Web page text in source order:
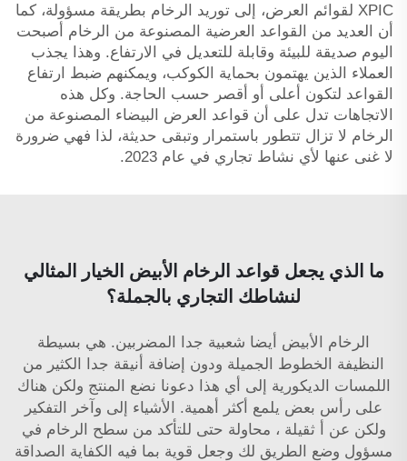
XPIC لقوائم العرض، إلى توريد الرخام بطريقة مسؤولة، كما
أن العديد من القواعد العرضية المصنوعة من الرخام أصبحت
اليوم صديقة للبيئة وقابلة للتعديل في الارتفاع. وهذا يجذب
العملاء الذين يهتمون بحماية الكوكب، ويمكنهم ضبط ارتفاع
القواعد لتكون أعلى أو أقصر حسب الحاجة. وكل هذه
الاتجاهات تدل على أن قواعد العرض البيضاء المصنوعة من
الرخام لا تزال تتطور باستمرار وتبقى حديثة، لذا فهي ضرورة
لا غنى عنها لأي نشاط تجاري في عام 2023.
ما الذي يجعل قواعد الرخام الأبيض الخيار المثالي
لنشاطك التجاري بالجملة؟
الرخام الأبيض أيضا شعبية جدا المضربين. هي بسيطة
النظيفة الخطوط الجميلة ودون إضافة أنيقة جدا الكثير من
اللمسات الديكورية إلى أي هذا دعونا نضع المنتج ولكن هناك
على رأس بعض يلمع أكثر أهمية. الأشياء إلى وآخر التفكير
ولكن عن أ ثقيلة ، محاولة حتى للتأكد من سطح الرخام في
مسؤول وضع الطريق لك وجعل قوية بما فيه الكفاية الصداقة